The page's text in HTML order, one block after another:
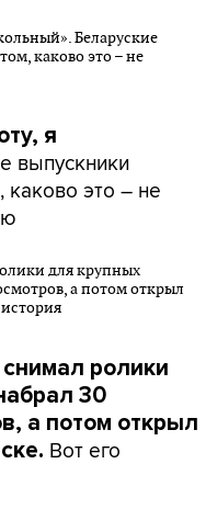
я
выпускники
каково это – не
ролики
30
а потом открыл
Вот его